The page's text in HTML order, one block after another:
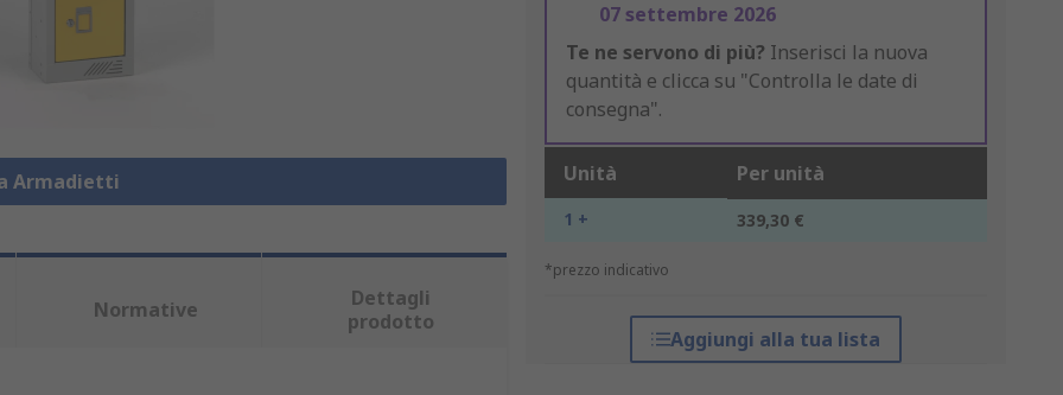
Armadietti
07 settembre 2026
Te ne servono di più? Inserisci la nuova
quantità e clicca su "Controlla le date di
consegna".
Unità Per unità
1 + 339,30 €
*prezzo indicativo
Aggiungi alla tua lista
Normative
Dettagli
prodotto